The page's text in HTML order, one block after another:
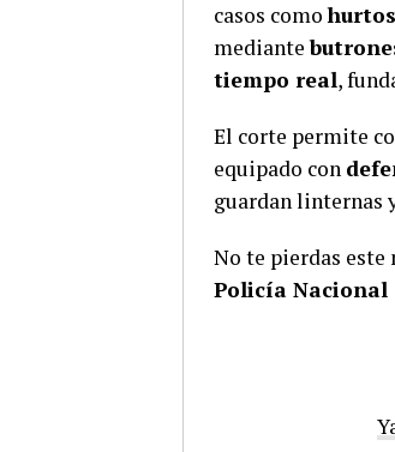
casos como
mediante
tiempo real,
El corte permite
equipado con
guardan linternas
No te pierdas este
Policía Nacional